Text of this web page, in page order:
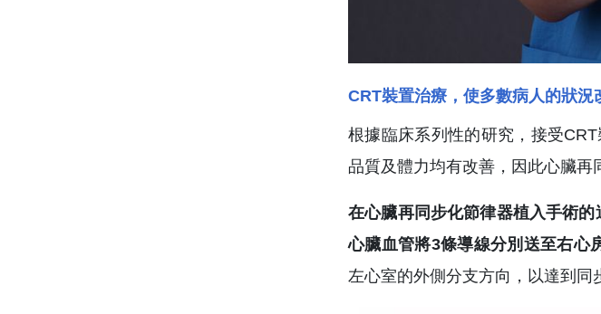
CRT裝置治療，使多數病人的狀況
根據臨床系列性的研究，接受
品質及體力均有改善，因此心臟再
在心臟再同步化節律器植入手術
心臟血管將3條導線分別送至右心
左心室的外側分支方向，以達到同